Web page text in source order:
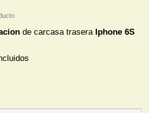
de carcasa trasera Iphone 6S